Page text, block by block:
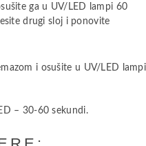
ga u UV/LED lampi 60
drugi sloj i ponovite
i osušite u UV/LED lampi
– 30-60 sekundi.